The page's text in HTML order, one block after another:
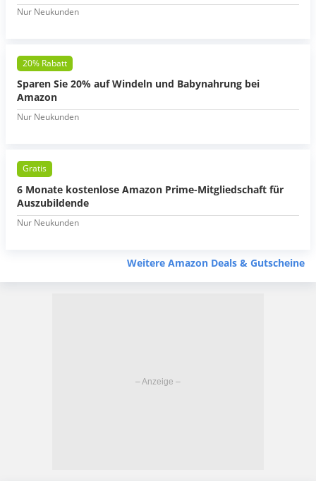
Nur Neukunden
20% Rabatt
Sparen Sie 20% auf Windeln und Babynahrung bei
Amazon
Nur Neukunden
Gratis
6 Monate kostenlose Amazon Prime-Mitgliedschaft für
Auszubildende
Nur Neukunden
Weitere Amazon Deals & Gutscheine